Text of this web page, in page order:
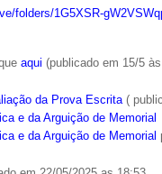
folders/1G5XSR-
aqui (publicado em 15/5
da Prova Escrita(
e da Arguição de Memorial
e da Arguição de Memorial